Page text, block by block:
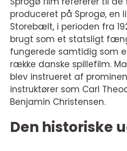
produceret på Sprogø, en
Storebælt, i perioden fra
brugt som et statsligt
fungerede samtidig som
række danske spillefilm.
blev instrueret af
instruktører som Carl
Benjamin Christensen.
Den historiske